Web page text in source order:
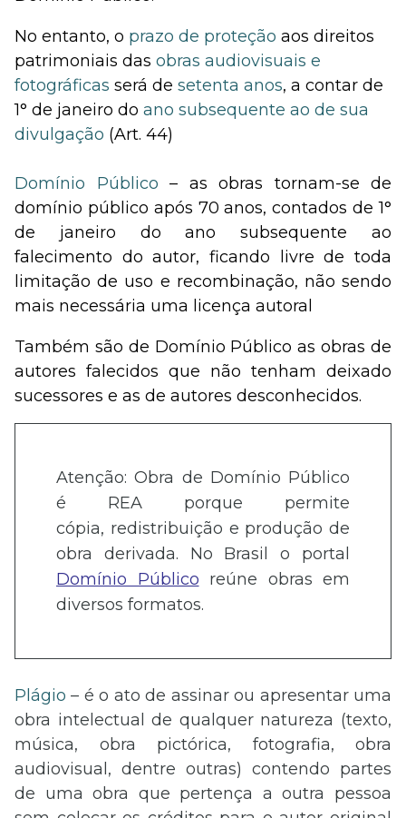
No entanto, o prazo de proteção aos direitos
patrimoniais das obras audiovisuais e
fotográficas será de setenta anos, a contar de
1° de janeiro do ano subsequente ao de sua
divulgação (Art. 44)
Domínio Público – as obras tornam-se de
domínio público após 70 anos, contados de 1°
de janeiro do ano subsequente ao
falecimento do autor, ficando livre de toda
limitação de uso e recombinação, não sendo
mais necessária uma licença autoral
Também são de Domínio Público as obras de
autores falecidos que não tenham deixado
sucessores e as de autores desconhecidos.
Atenção: Obra de Domínio Público
é REA porque permite
cópia, redistribuição e produção de
obra derivada. No Brasil o portal
Domínio Público reúne obras em
diversos formatos.
Plágio – é o ato de assinar ou apresentar uma
obra intelectual de qualquer natureza (texto,
música, obra pictórica, fotografia, obra
audiovisual, dentre outras) contendo partes
de uma obra que pertença a outra pessoa